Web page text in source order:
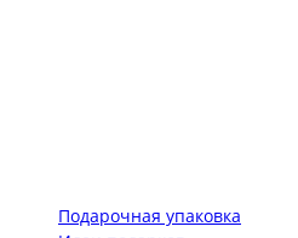
Подарочная упаковка